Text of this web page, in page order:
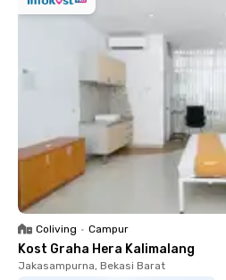
Coliving • Campur
Kost Graha Hera Kalimalang
Jakasampurna, Bekasi Barat